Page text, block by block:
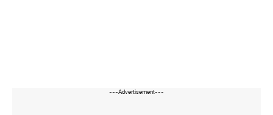
---Advertisement---